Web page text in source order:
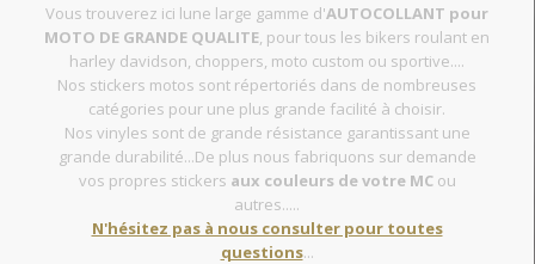
Vous trouverez ici lune large gamme d'AUTOCOLLANT pour
MOTO DE GRANDE QUALITE , pour tous les bikers roulant en
harley davidson, choppers, moto custom ou sportive....
Nos stickers motos sont répertoriés dans de nombreuses
catégories pour une plus grande facilité à choisir.
Nos vinyles sont de grande résistance garantissant une
grande durabilité...De plus nous fabriquons sur demande
vos propres stickers aux couleurs de votre MCou
autres.....
N'hésitez pas à nous consulter pour toutes
questions...